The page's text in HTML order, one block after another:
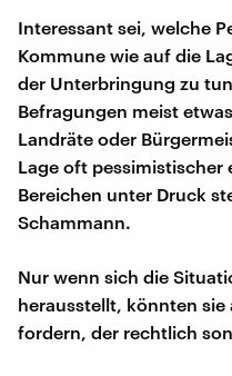
Interessant sei, welche
Kommune wie auf die
der Unterbringung zu
Befragungen meist
Landräte oder
Lage oft pessimistischer
Bereichen unter Druck
Schammann.
Nur wenn sich die
herausstellt, könnten sie
fordern, der rechtlich